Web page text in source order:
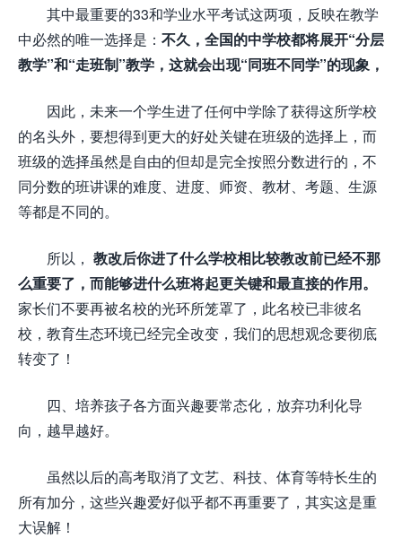
其中最重要的33和学业水平考试这两项，反映在教学
中必然的唯一选择是： 不久，全国的中学校都将展开“分层
教学”和“走班制”教学，这就会出现“同班不同学”的现象，
因此，未来一个学生进了任何中学除了获得这所学校
的名头外，要想得到更大的好处关键在班级的选择上，而
班级的选择虽然是自由的但却是完全按照分数进行的，不
同分数的班讲课的难度、进度、师资、教材、考题、生源
等都是不同的。
所以， 教改后你进了什么学校相比较教改前已经不那
么重要了，而能够进什么班将起更关键和最直接的作用。
家长们不要再被名校的光环所笼罩了，此名校已非彼名
校，教育生态环境已经完全改变，我们的思想观念要彻底
转变了！
四、培养孩子各方面兴趣要常态化，放弃功利化导
向，越早越好。
虽然以后的高考取消了文艺、科技、体育等特长生的
所有加分，这些兴趣爱好似乎都不再重要了，其实这是重
大误解！